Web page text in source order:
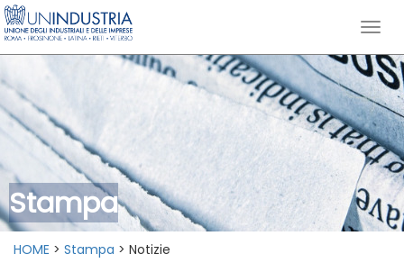
Stampa
HOME > Stampa > Notizie